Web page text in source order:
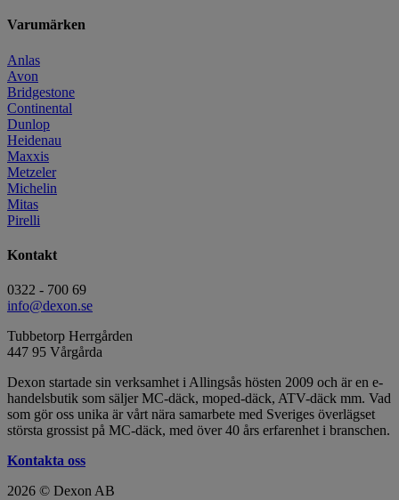
Varumärken
Anlas
Avon
Bridgestone
Continental
Dunlop
Heidenau
Maxxis
Metzeler
Michelin
Mitas
Pirelli
Kontakt
0322 - 700 69
info@dexon.se
Tubbetorp Herrgården
447 95 Vårgårda
Dexon startade sin verksamhet i Allingsås hösten 2009 och är en e-
handelsbutik som säljer MC-däck, moped-däck, ATV-däck mm. Vad
som gör oss unika är vårt nära samarbete med Sveriges överlägset
största grossist på MC-däck, med över 40 års erfarenhet i branschen.
Kontakta oss
2026 © Dexon AB